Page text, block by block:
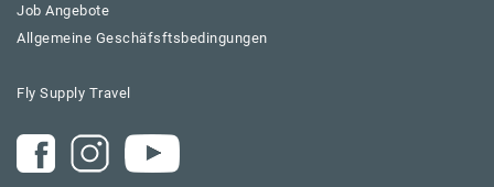
Job Angebote
Allgemeine Geschäfsftsbedingungen
Fly Supply Travel